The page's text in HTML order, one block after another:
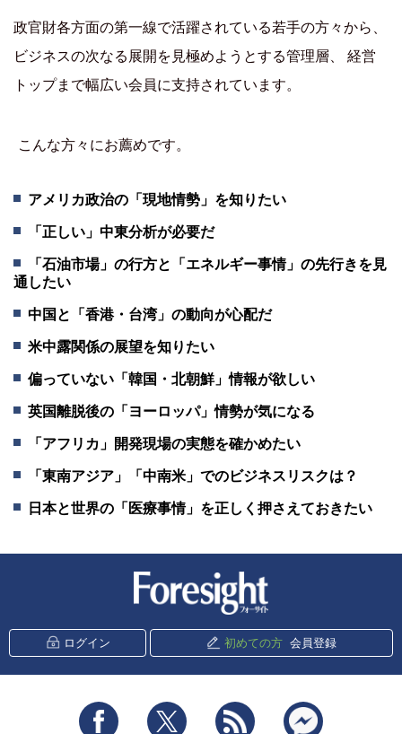
政官財各方面の第一線で活躍されている若手の方々から、
ビジネスの次なる展開を見極めようとする管理層、 経営
トップまで幅広い会員に支持されています。
こんな方々にお薦めです。
アメリカ政治の「現地情勢」を知りたい
「正しい」中東分析が必要だ
「石油市場」の行方と「エネルギー事情」の先行きを見
通したい
中国と「香港・台湾」の動向が心配だ
米中露関係の展望を知りたい
偏っていない「韓国・北朝鮮」情報が欲しい
英国離脱後の「ヨーロッパ」情勢が気になる
「アフリカ」開発現場の実態を確かめたい
「東南アジア」「中南米」でのビジネスリスクは？
日本と世界の「医療事情」を正しく押さえておきたい
ログイン 初めての方 会員登録
Facebook Twitter RSS